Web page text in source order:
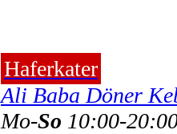
Haferkater
Ali Baba Döner
Mo-So 10:00-